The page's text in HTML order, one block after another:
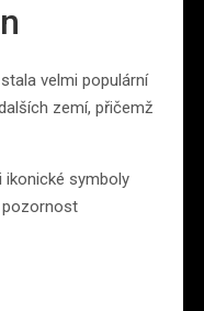
velmi populární
zemí, přičemž
ikonické symboly
pozornost